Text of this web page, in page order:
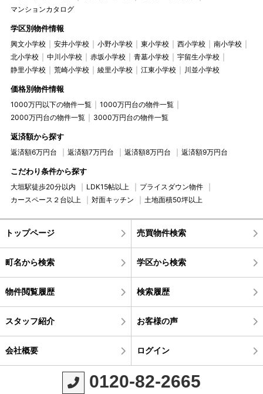
マンションカタログ
学区別物件情報
興文小学校 安井小学校 小野小学校 東小学校 西小学校
南小学校
北小学校
中川小学校 赤坂小学校 青墓小学校
宇留生小学校
静里小学校
荒崎小学校 綾里小学校 江東小学校 川並小学校
価格別物件情報
1000万円以下の物件一覧
1000万円台の物件一覧
2000万円台の物件一覧
3000万円台の物件一覧
返済額から探す
返済額6万円台 返済額7万円台 返済額8万円台 返済額9万円台
こだわり条件から探す
大垣駅徒歩20分以内 LDK15帖以上
プライスダウン物件
カースペース２台以上
対面キッチン 土地面積50坪以上
トップページ 売買物件検索
町名から検索 学区から検索
物件閲覧履歴 検索履歴
スタッフ紹介 お客様の声
会社概要 ログイン
0120-82-2665